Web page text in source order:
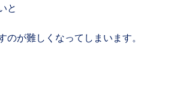
と
のが難しくなってしまいます。